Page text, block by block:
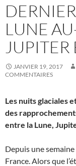
LUNE
JUPITER
JANVIER 19, 2017
COMMENTAIRES
Les nuits glaciales
des
entre la Lune,
Depuis une
France. Alors que